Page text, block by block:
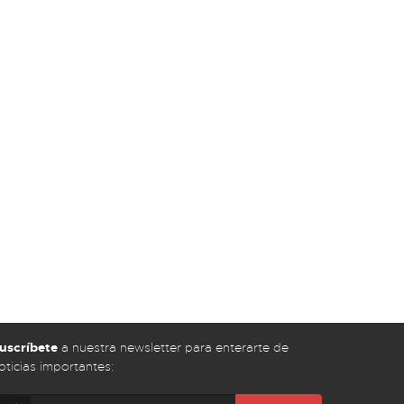
a nuestra newsletter para enterarte de
importantes: